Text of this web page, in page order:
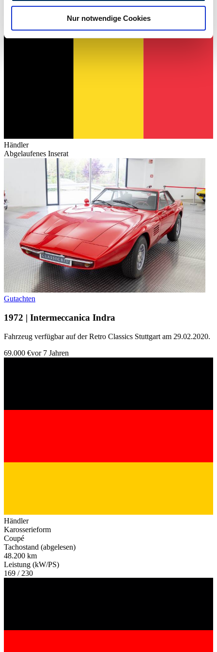
analysieren. Außerdem geben wir Informationen zu Ihrer
Verwendung unserer Website an unsere Partner für
soziale Medien, Werbung und Analysen weiter. Unsere
Nur notwendige Cookies
Händler
Abgelaufenes Inserat
Gutachten
1972 | Intermeccanica Indra
Fahrzeug verfügbar auf der Retro Classics Stuttgart am 29.02.2020.
69.000 €vor 7 Jahren
Händler
Karosserieform
Coupé
Tachostand (abgelesen)
48.200 km
Leistung (kW/PS)
169 / 230